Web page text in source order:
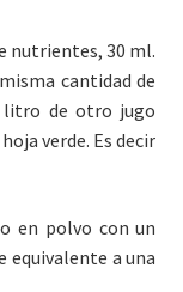
nutrientes, 30 ml.
cantidad de
litro de otro jugo
verde. Es decir
en polvo con un
equivalente a una